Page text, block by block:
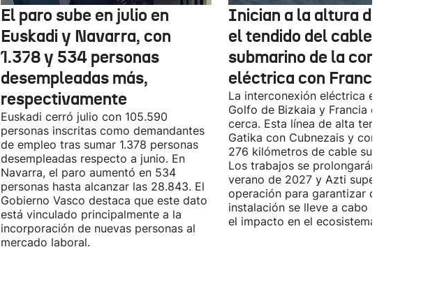
El paro sube en julio en
Euskadi y Navarra, con
1.378 y 534 personas
desempleadas más,
respectivamente
Euskadi cerró julio con 105.590
personas inscritas como demandantes
de empleo tras sumar 1.378 personas
desempleadas respecto a junio. En
Navarra, el paro aumentó en 534
personas hasta alcanzar las 28.843. El
Gobierno Vasco destaca que este dato
está vinculado principalmente a la
incorporación de nuevas personas al
mercado laboral.
Inician a la altura de
el tendido del cable
submarino de la conexión
eléctrica con Francia
La interconexión eléctrica entre el
Golfo de Bizkaia y Francia está más
cerca. Esta línea de alta tensión unirá
Gatika con Cubnezais y contará con
276 kilómetros de cable submarino.
Los trabajos se prolongarán hasta
verano de 2027 y Azti supervisará la
operación para garantizar que la
instalación se lleve a cabo
el impacto en el ecosistema marino.